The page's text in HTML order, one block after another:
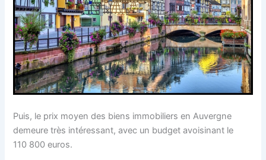
Puis, le prix moyen des biens immobiliers en Auvergne
demeure très intéressant, avec un budget avoisinant le
110 800 euros.